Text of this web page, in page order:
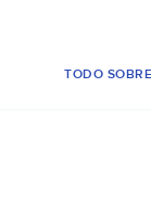
TODO